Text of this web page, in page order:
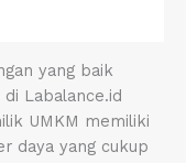
yang baik
Labalance.id
UMKM memiliki
daya yang cukup